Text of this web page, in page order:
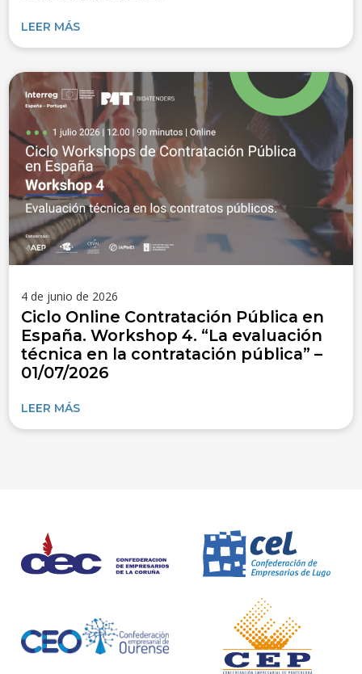
LEER MÁS
4 de junio de 2026
Ciclo Online Contratación Pública en
España. Workshop 4. “La evaluación
técnica en la contratación pública” –
01/07/2026
LEER MÁS